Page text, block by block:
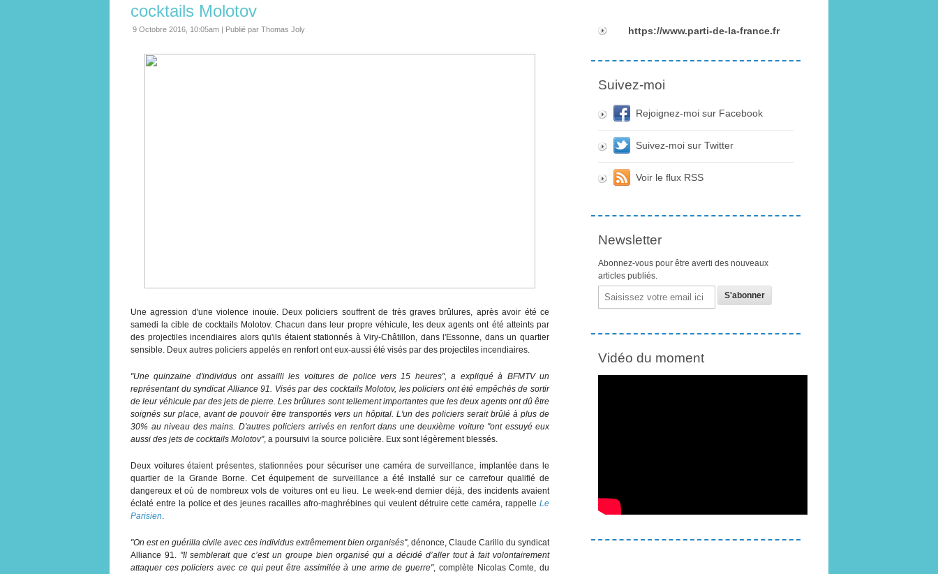
cocktails Molotov
9 Octobre 2016, 10:05am | Publié par Thomas Joly
Une agression d'une violence inouïe. Deux policiers souffrent de très graves brûlures, après avoir été ce
samedi la cible de cocktails Molotov. Chacun dans leur propre véhicule, les deux agents ont été atteints par
des projectiles incendiaires alors qu'ils étaient stationnés à Viry-Châtillon, dans l'Essonne, dans un quartier
sensible. Deux autres policiers appelés en renfort ont eux-aussi été visés par des projectiles incendiaires.
"Une quinzaine d'individus ont assailli les voitures de police vers 15 heures", a expliqué à BFMTV un
représentant du syndicat Alliance 91. Visés par des cocktails Molotov, les policiers ont été empêchés de sortir
de leur véhicule par des jets de pierre. Les brûlures sont tellement importantes que les deux agents ont dû être
soignés sur place, avant de pouvoir être transportés vers un hôpital. L'un des policiers serait brûlé à plus de
30% au niveau des mains. D'autres policiers arrivés en renfort dans une deuxième voiture "ont essuyé eux
aussi des jets de cocktails Molotov", a poursuivi la source policière. Eux sont légèrement blessés.
Deux voitures étaient présentes, stationnées pour sécuriser une caméra de surveillance, implantée dans le
quartier de la Grande Borne. Cet équipement de surveillance a été installé sur ce carrefour qualifié de
dangereux et où de nombreux vols de voitures ont eu lieu. Le week-end dernier déjà, des incidents avaient
éclaté entre la police et des jeunes racailles afro-maghrébines qui veulent détruire cette caméra, rappelle Le
Parisien.
"On est en guérilla civile avec ces individus extrêmement bien organisés", dénonce, Claude Carillo du syndicat
Alliance 91. "Il semblerait que c’est un groupe bien organisé qui a décidé d’aller tout à fait volontairement
attaquer ces policiers avec ce qui peut être assimilée à une arme de guerre", complète Nicolas Comte, du
https://www.parti-de-la-france.fr
Suivez-moi
Rejoignez-moi sur Facebook
Suivez-moi sur Twitter
Voir le flux RSS
Newsletter
Abonnez-vous pour être averti des nouveaux
articles publiés.
Email
Vidéo du moment